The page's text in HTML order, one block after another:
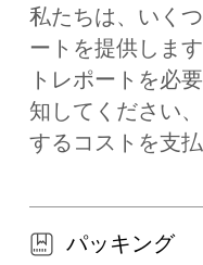
私たちは、いく
ートを提供しま
トレポートを必
知してください
するコストを支払
パッキング